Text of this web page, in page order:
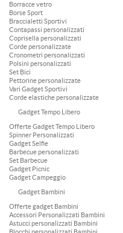
Borracce vetro
Borse Sport
Braccialetti Sportivi
Contapassi personalizzati
Coprisella personalizzati
Corde personalizzate
Cronometri personalizzati
Polsini personalizzati
Set Bici
Pettorine personalizzate
Vari Gadget Sportivi
Corde elastiche personalizzate
Gadget Tempo Libero
Offerte Gadget Tempo Libero
Spinner Personalizzati
Gadget Selfie
Barbecue personalizzati
Set Barbecue
Gadget Picnic
Gadget Campeggio
Gadget Bambini
Offerte gadget Bambini
Accessori Personalizzati Bambini
Astucci personalizzati Bambini